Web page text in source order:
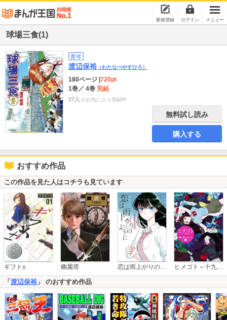
新規登録 ログイン メニュー
球場三食(1)
青年
渡辺保裕 （わたなべやすひろ）
180ページ 720pt
1巻／ 4巻 完結
27人 がお気に入り登録中
無料試し読み
購入する
おすすめ作品
この作品を見た人はコチラも見ています
ギフト± 幽麗塔 恋は雨上がりのように ヒメゴト～十九歳の制服～
「 渡辺保裕 」 のおすすめ作品